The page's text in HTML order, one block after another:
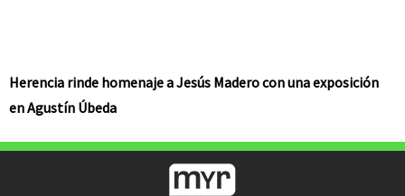
Herencia rinde homenaje a Jesús Madero con una exposición
en Agustín Úbeda